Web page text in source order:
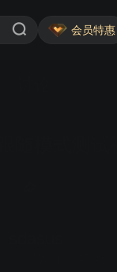
会员特惠